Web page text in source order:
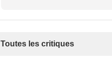
Toutes les critiques